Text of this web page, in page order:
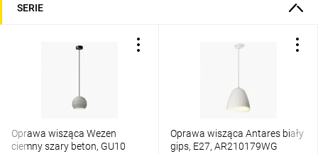
SERIE
Oprawa wisząca Wezen
ciemny szary beton, GU10
Oprawa wisząca Antares biały
gips, E27, AR210179WG